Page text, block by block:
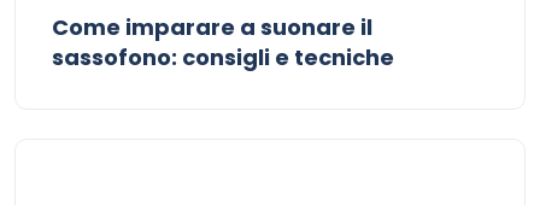
Come imparare a suonare il
sassofono: consigli e tecniche